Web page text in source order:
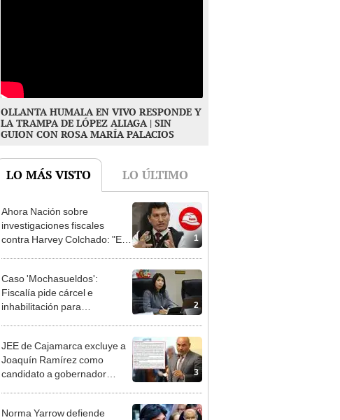
OLLANTA HUMALA EN VIVO RESPONDE Y
LA TRAMPA DE LÓPEZ ALIAGA | SIN
GUION CON ROSA MARÍA PALACIOS
LO MÁS VISTO LO ÚLTIMO
1
Ahora Nación sobre
investigaciones fiscales
contra Harvey Colchado: "El
2
Caso 'Mochasueldos':
Fiscalía pide cárcel e
inhabilitación para
3
JEE de Cajamarca excluye a
Joaquín Ramírez como
candidato a gobernador
Norma Yarrow defiende